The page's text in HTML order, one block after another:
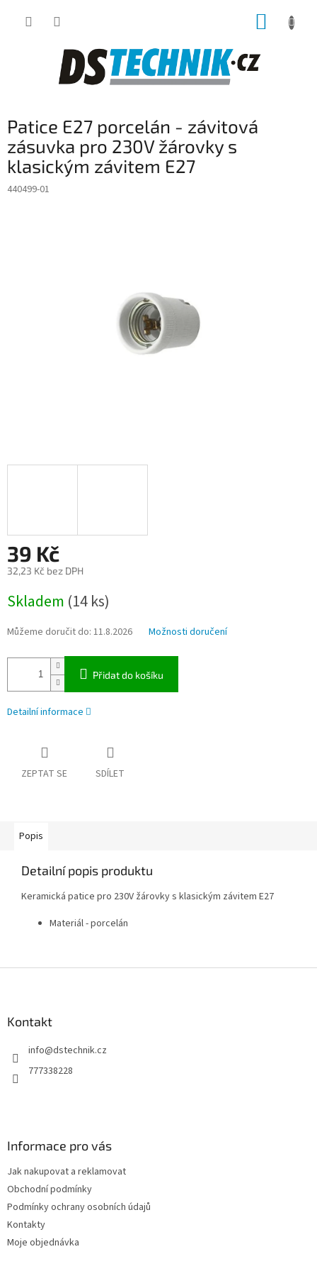
Patice E27 porcelán - závitová
zásuvka pro 230V žárovky s
klasickým závitem E27
440499-01
39 Kč
32,23 Kč bez DPH
cena:
Skladem (14 ks)
Můžeme doručit do: 11.8.2026 Možnosti doručení
Přidat do košíku
Detailní informace
ZEPTAT SE SDÍLET
Popis
Detailní popis produktu
Keramická patice pro 230V žárovky s klasickým závitem E27
Materiál - porcelán
Kontakt
info@dstechnik.cz
777338228
Informace pro vás
Jak nakupovat a reklamovat
Obchodní podmínky
Podmínky ochrany osobních údajů
Kontakty
Moje objednávka